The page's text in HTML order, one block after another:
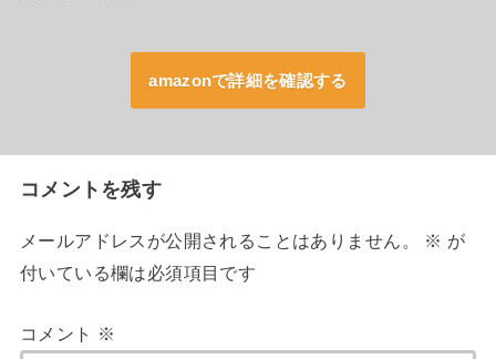
amazonで詳細を確認する
コメントを残す
メールアドレスが公開されることはありません。 ※ が
付いている欄は必須項目です
コメント ※